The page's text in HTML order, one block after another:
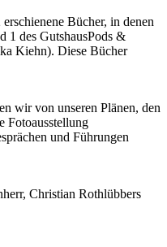
Bücher, in denen
1 des GutshausPods &
Kiehn). Diese Bücher
wir von unseren Plänen, den
Fotoausstellung
und Führungen
Christian Rothlübbers